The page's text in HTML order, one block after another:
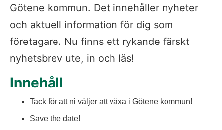
Götene kommun. Det innehåller nyheter
och aktuell information för dig som
företagare. Nu finns ett rykande färskt
nyhetsbrev ute, in och läs!
Innehåll
Tack för att ni väljer att växa i Götene kommun!
Save the date!